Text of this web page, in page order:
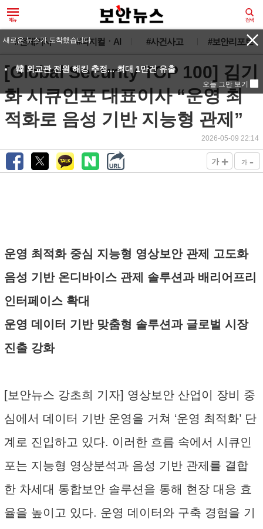
#전체기사 #피지컬ㆍAI #사건사고 #보안리포트
[Global Security TOP 100] 김기
화 시큐인포 대표이사 “운영 최
적화로 음성 기반 지능형 관제”
2026-05-09 22:14
가 + 가 -
운영 최적화 중심 지능형 영상보안 관제 고도화
음성 기반 온디바이스 관제 솔루션과 배리어프리
인터페이스 확대
운영 데이터 기반 맞춤형 솔루션과 글로벌 시장
진출 강화
[보안뉴스 강초희 기자] 영상보안 산업이 장비 중
심에서 데이터 기반 운영을 거쳐 ‘운영 최적화’ 단
계로 진입하고 있다. 이러한 흐름 속에서 시큐인
포는 지능형 영상분석과 음성 기반 관제를 결합
한 차세대 통합보안 솔루션을 통해 현장 대응 효
율을 높이고 있다. 운영 데이터와 구축 경험을 기
새로운 뉴스가 도착했습니다.
韓 외교관 전원 해킹 추정... 최대 1만건 유출
오늘 그만 보기